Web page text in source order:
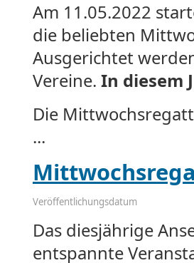
Am 11.05.2022
die beliebten
Ausgerichtet
Vereine. In diesem
Die
...
Veröffentlichungsdatum
Das diesjährige
entspannte